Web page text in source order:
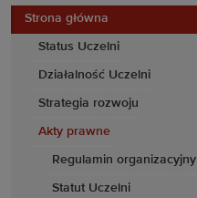
Strona główna
Status Uczelni
Działalność Uczelni
Strategia rozwoju
Akty prawne
Regulamin organizacyjny
Statut Uczelni